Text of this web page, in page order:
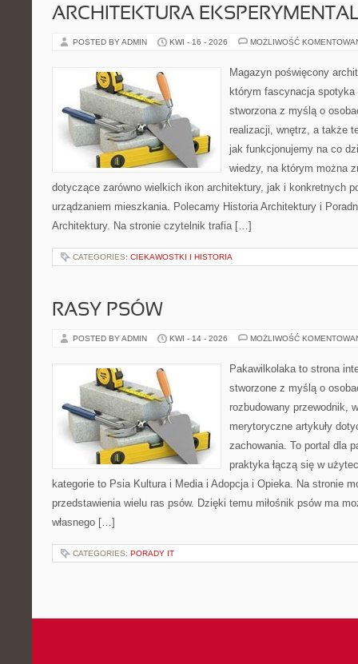
ARCHITEKTURA
POSTED BY ADMIN KWI - 16 - 2026 MOŻLIWOŚĆ
Magazyn poświęcony
którym fascynacja spotyka
stworzona z myślą o
realizacji, wnętrz, a także
jak funkcjonujemy na co
wiedzy, na którym można
dotyczące zarówno wielkich ikon architektury, jak i konkretnych
urządzaniem mieszkania. Polecamy Historia Architektury i
Architektury. Na stronie czytelnik trafia […]
CATEGORIES: CIEKAWOSTKI I HISTORIA
RASY PSÓW
POSTED BY ADMIN KWI - 14 - 2026 MOŻLIWOŚĆ
Pakawilkolaka to strona
stworzone z myślą o
rozbudowany przewodnik,
merytoryczne artykuły
zachowania. To portal dla
praktyka łączą się w
kategorie to Psia Kultura i Media i Adopcja i Opieka. Na stronie
przedstawienia wielu ras psów. Dzięki temu miłośnik psów ma
własnego […]
CATEGORIES: PORADY IT